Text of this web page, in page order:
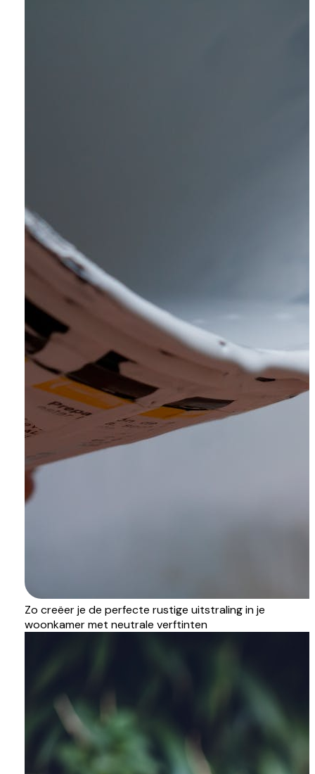
Zo creëer je de perfecte rustige uitstraling in je
woonkamer met neutrale verftinten